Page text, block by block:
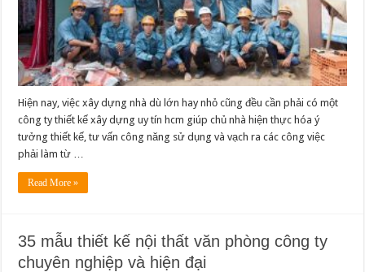
Hiện nay, việc xây dựng nhà dù lớn hay nhỏ cũng đều cần phải có một
công ty thiết kế xây dựng uy tín hcm giúp chủ nhà hiện thực hóa ý
tưởng thiết kế, tư vấn công năng sử dụng và vạch ra các công việc
phải làm từ …
Read More »
35 mẫu thiết kế nội thất văn phòng công ty
chuyên nghiệp và hiện đại